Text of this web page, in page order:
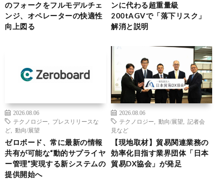
のフォークをフルモデルチェ
ンジ、オペレーターの快適性
向上図る
ンに代わる超重量級
200tAGVで「落下リスク」
解消と説明
2026.08.06
テクノロジー
プレスリリースな
ど
動向/展望
ゼロボード、常に最新の情報
共有が可能な“動的サプライヤ
ー管理”実現する新システムの
提供開始へ
2026.08.06
テクノロジー
動向/展望
記者会
見など
【現地取材】貿易関連業務の
効率化目指す業界団体「日本
貿易DX協会」が発足